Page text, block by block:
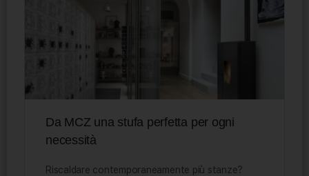
Da MCZ una stufa perfetta per ogni
necessità
Riscaldare contemporaneamente più stanze?